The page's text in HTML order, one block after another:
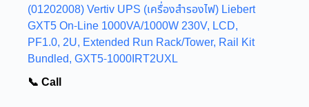
(01202008) Vertiv UPS (เครื่องสำรองไฟ) Liebert
GXT5 On-Line 1000VA/1000W 230V, LCD,
PF1.0, 2U, Extended Run Rack/Tower, Rail Kit
Bundled, GXT5-1000IRT2UXL
📞 Call